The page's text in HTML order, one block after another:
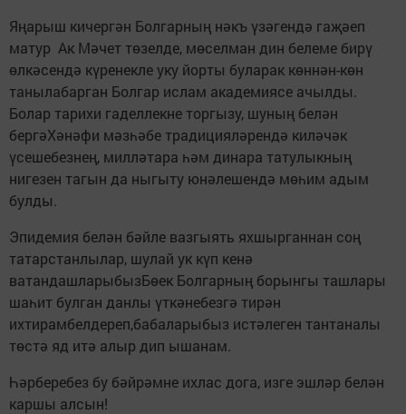
Яңарыш кичергән Болгарның нәкъ үзәгендә гаҗәеп
матур Ак Мәчет төзелде, мөселман дин белеме бирү
өлкәсендә күренекле уку йорты буларак көннән-көн
танылабарган Болгар ислам академиясе ачылды.
Болар тарихи гаделлекне торгызу, шуның белән
бергәХәнәфи мәзһәбе традицияләрендә киләчәк
үсешебезнең, милләтара һәм динара татулыкның
нигезен тагын да ныгыту юнәлешендә мөһим адым
булды.
Эпидемия белән бәйле вазгыять яхшырганнан соң
татарстанлылар, шулай ук күп кенә
ватандашларыбызБөек Болгарның борынгы ташлары
шаһит булган данлы үткәнебезгә тирән
ихтирамбелдереп,бабаларыбыз истәлеген тантаналы
төстә яд итә алыр дип ышанам.
Һәрберебез бу бәйрәмне ихлас дога, изге эшләр белән
каршы алсын!